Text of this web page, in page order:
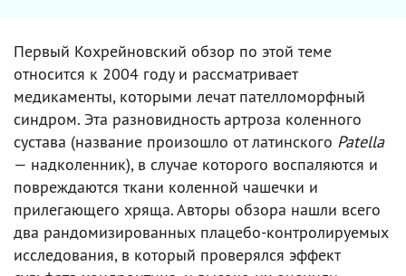
Первый Кохрейновский обзор по этой теме
относится к 2004 году и рассматривает
медикаменты, которыми лечат пателломорфный
синдром. Эта разновидность артроза коленного
сустава (название произошло от латинского Patella
— надколенник), в случае которого воспаляются и
повреждаются ткани коленной чашечки и
прилегающего хряща. Авторы обзора нашли всего
два рандомизированных плацебо-контролируемых
исследования, в который проверялся эффект